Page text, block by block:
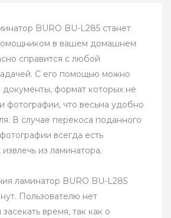
BURO BU-L285 станет
в вашем домашнем
справится с любой
С его помощью можно
документы, формат которых не
фотографии, что весьма удобно
В случае перекоса поданного
всегда есть
из ламинатора.
ламинатор BURO BU-L285
Пользователю нет
время, так как о